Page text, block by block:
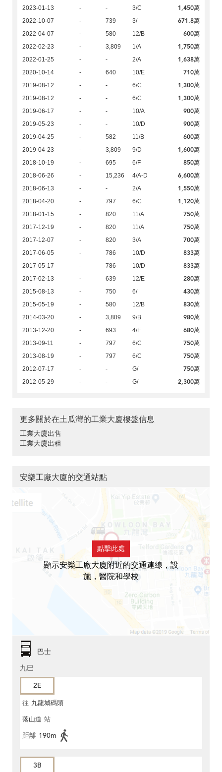
2023-01-13 - - 3/C 1,450萬
2022-10-07 - 739 3/ 671.8萬
2022-04-07 - 580 12/B 600萬
2022-02-23 - 3,809 1/A 1,750萬
2022-01-25 - - 2/A 1,638萬
2020-10-14 - 640 10/E 710萬
2019-08-12 - - 6/C 1,300萬
2019-08-12 - - 6/C 1,300萬
2019-06-17 - - 10/A 900萬
2019-05-23 - - 10/D 900萬
2019-04-25 - 582 11/B 600萬
2019-04-23 - 3,809 9/D 1,600萬
2018-10-19 - 695 6/F 850萬
2018-06-26 - 15,236 4/A-D 6,600萬
2018-06-13 - - 2/A 1,550萬
2018-04-20 - 797 6/C 1,120萬
2018-01-15 - 820 11/A 750萬
2017-12-19 - 820 11/A 750萬
2017-12-07 - 820 3/A 700萬
2017-06-05 - 786 10/D 833萬
2017-05-17 - 786 10/D 833萬
2017-02-13 - 639 12/E 280萬
2015-08-13 - 750 6/ 430萬
2015-05-19 - 580 12/B 830萬
2014-03-20 - 3,809 9/B 980萬
2013-12-20 - 693 4/F 680萬
2013-09-11 - 797 6/C 750萬
2013-08-19 - 797 6/C 750萬
2012-07-17 - - G/ 750萬
2012-05-29 - - G/ 2,300萬
更多關於在土瓜灣的工業大廈樓盤信息
工業大廈出售
工業大廈出租
安樂工廠大廈的交通站點
點擊此處
顯示安樂工廠大廈附近的交通連線，設
施，醫院和學校
巴士
九巴
2E
往 九龍城碼頭
落山道 站
距離 190m
3B